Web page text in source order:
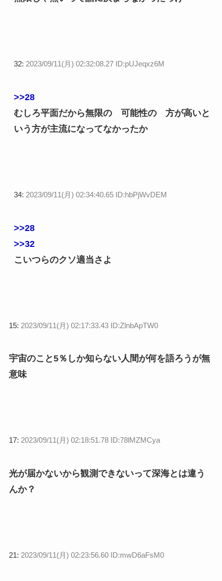
32: 2023/09/11(月) 02:32:08.27 ID:pUJeqxz6M
>>28
むしろ平面だから無限の゙可能性の゙方が高いと
いう方が主流になってなかったか
34: 2023/09/11(月) 02:34:40.65 ID:hbPjWvDEM
>>28
>>32
こいつらのクソ適当さよ
15: 2023/09/11(月) 02:17:33.43 ID:ZlnbApTW0
宇宙のこと5％しか知らない人間が何を語ろうが無
意味
17: 2023/09/11(月) 02:18:51.78 ID:78lMZMCya
光が届かないから観測できないって深海とは違う
んか？
21: 2023/09/11(月) 02:23:56.60 ID:mwD6aFsM0